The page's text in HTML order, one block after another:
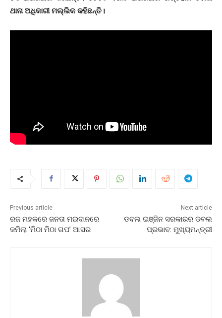
ଥାନା ଅଧିକାରୀ ମଲ୍ଲିକ କହିଛନ୍ତି।
Previous article
ରଜ ମହକରେ ଜନତା ମଇଦାନରେ
ଜମିଲା ‘ମିଠା ମିଠା ଗପ’ ଆସର
Next article
ଡବଲ ଇଞ୍ଜିନ ସରକାରର ଡବଲ
ପ୍ରଭାବ: ମୁଖ୍ୟମନ୍ତ୍ରୀ